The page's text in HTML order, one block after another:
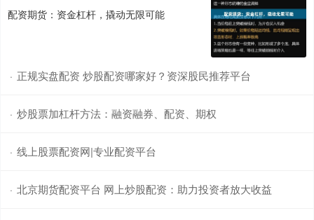
配资期货：资金杠杆，撬动无限可能
· 正规实盘配资 炒股配资哪家好？资深股民推荐平台
· 炒股票加杠杆方法：融资融券、配资、期权
· 线上股票配资网|专业配资平台
· 北京期货配资平台 网上炒股配资：助力投资者放大收益